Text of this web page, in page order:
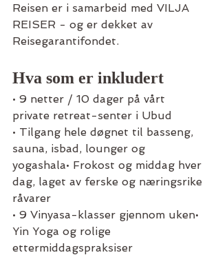
Reisen er i samarbeid med VILJA
REISER - og er dekket av
Reisegarantifondet.
Hva som er inkludert
• 9 netter / 10 dager på vårt
private retreat-senter i Ubud
• Tilgang hele døgnet til basseng,
sauna, isbad, lounger og
yogashala• Frokost og middag hver
dag, laget av ferske og næringsrike
råvarer
• 9 Vinyasa-klasser gjennom uken•
Yin Yoga og rolige
ettermiddagspraksiser